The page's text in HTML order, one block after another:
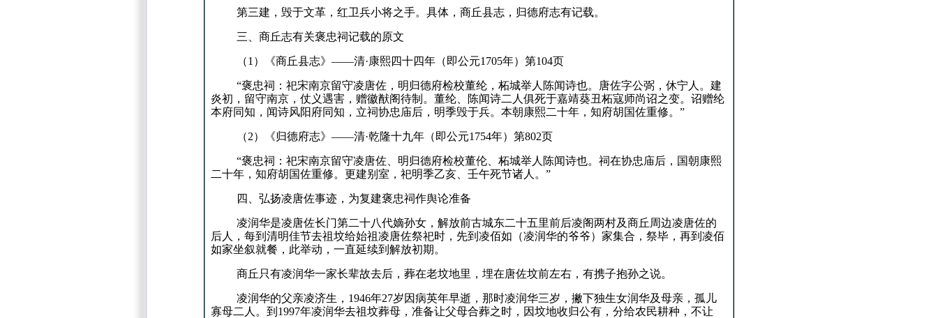
第三建，毁于文革，红卫兵小将之手。 具体，商丘县志，归德府志有记载。
三、商丘志有关褒忠祠记载的原文
（1 ）《商丘县志》——清·康熙四十四年（即公元1705年）第104页
“褒忠祠： 祀宋南京留守凌唐佐，明归德府检校董纶，柘城举人陈闻诗也。 唐佐字公弼，休宁人。 建
炎初，留守南京，仗义遇害，赠徽猷阁待制。 董纶、陈闻诗二人俱死于嘉靖葵丑柘寇师尚诏之变。 诏赠纶
本府同知，闻诗风阳府同知，立祠协忠庙后，明季毁于兵。 本朝康熙二十年，知府胡国佐重修。 ”
（2）《归德府志》——清·乾隆十九年（即公元1754年）第802页
“褒忠祠： 祀宋南京留守凌唐佐、明归德府检校董伦、柘城举人陈闻诗也。 祠在协忠庙后，国朝康熙
二十年，知府胡国佐重修。 更建别室，祀明季乙亥、壬午死节诸人。 ”
四、弘扬凌唐佐事迹，为复建褒忠祠作舆论准备
凌润华是凌唐佐长门第二十八代嫡孙女，解放前古城东二十五里前后凌阁两村及商丘周边凌唐佐的
后人，每到清明佳节去祖坟给始祖凌唐佐祭祀时，先到凌佰如（凌润华的爷爷）家集合，祭毕，再到凌佰
如家坐叙就餐，此举动，一直延续到解放初期。
商丘只有凌润华一家长辈故去后，葬在老坟地里，埋在唐佐坟前左右，有携子抱孙之说。
凌润华的父亲凌济生， 1946年27岁因病英年早逝，那时凌润华三岁，撇下独生女润华及母亲，孤儿
寡母二人。 到 1997年凌润华去祖坟葬母，准备让父母合葬之时，因坟地收归公有，分给农民耕种，不让